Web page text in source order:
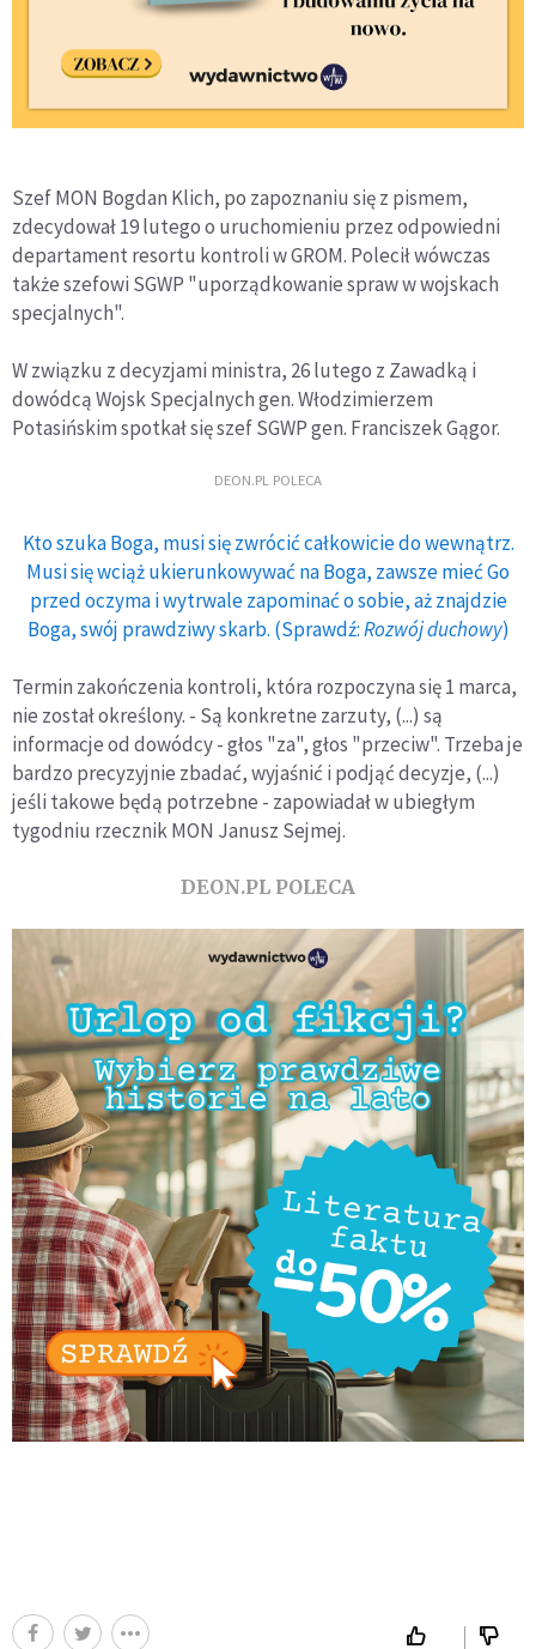
Szef MON Bogdan Klich, po zapoznaniu się z pismem,
zdecydował 19 lutego o uruchomieniu przez odpowiedni
departament resortu kontroli w GROM. Polecił wówczas
także szefowi SGWP "uporządkowanie spraw w wojskach
specjalnych".
W związku z decyzjami ministra, 26 lutego z Zawadką i
dowódcą Wojsk Specjalnych gen. Włodzimierzem
Potasińskim spotkał się szef SGWP gen. Franciszek Gągor.
DEON.PL POLECA
Kto szuka Boga, musi się zwrócić całkowicie do wewnątrz.
Musi się wciąż ukierunkowywać na Boga, zawsze mieć Go
przed oczyma i wytrwale zapominać o sobie, aż znajdzie
Boga, swój prawdziwy skarb. (Sprawdź:Rozwój duchowy)
Termin zakończenia kontroli, która rozpoczyna się 1 marca,
nie został określony. - Są konkretne zarzuty, (...) są
informacje od dowódcy - głos "za", głos "przeciw". Trzeba je
bardzo precyzyjnie zbadać, wyjaśnić i podjąć decyzje, (...)
jeśli takowe będą potrzebne - zapowiadał w ubiegłym
tygodniu rzecznik MON Janusz Sejmej.
DEON.PL POLECA